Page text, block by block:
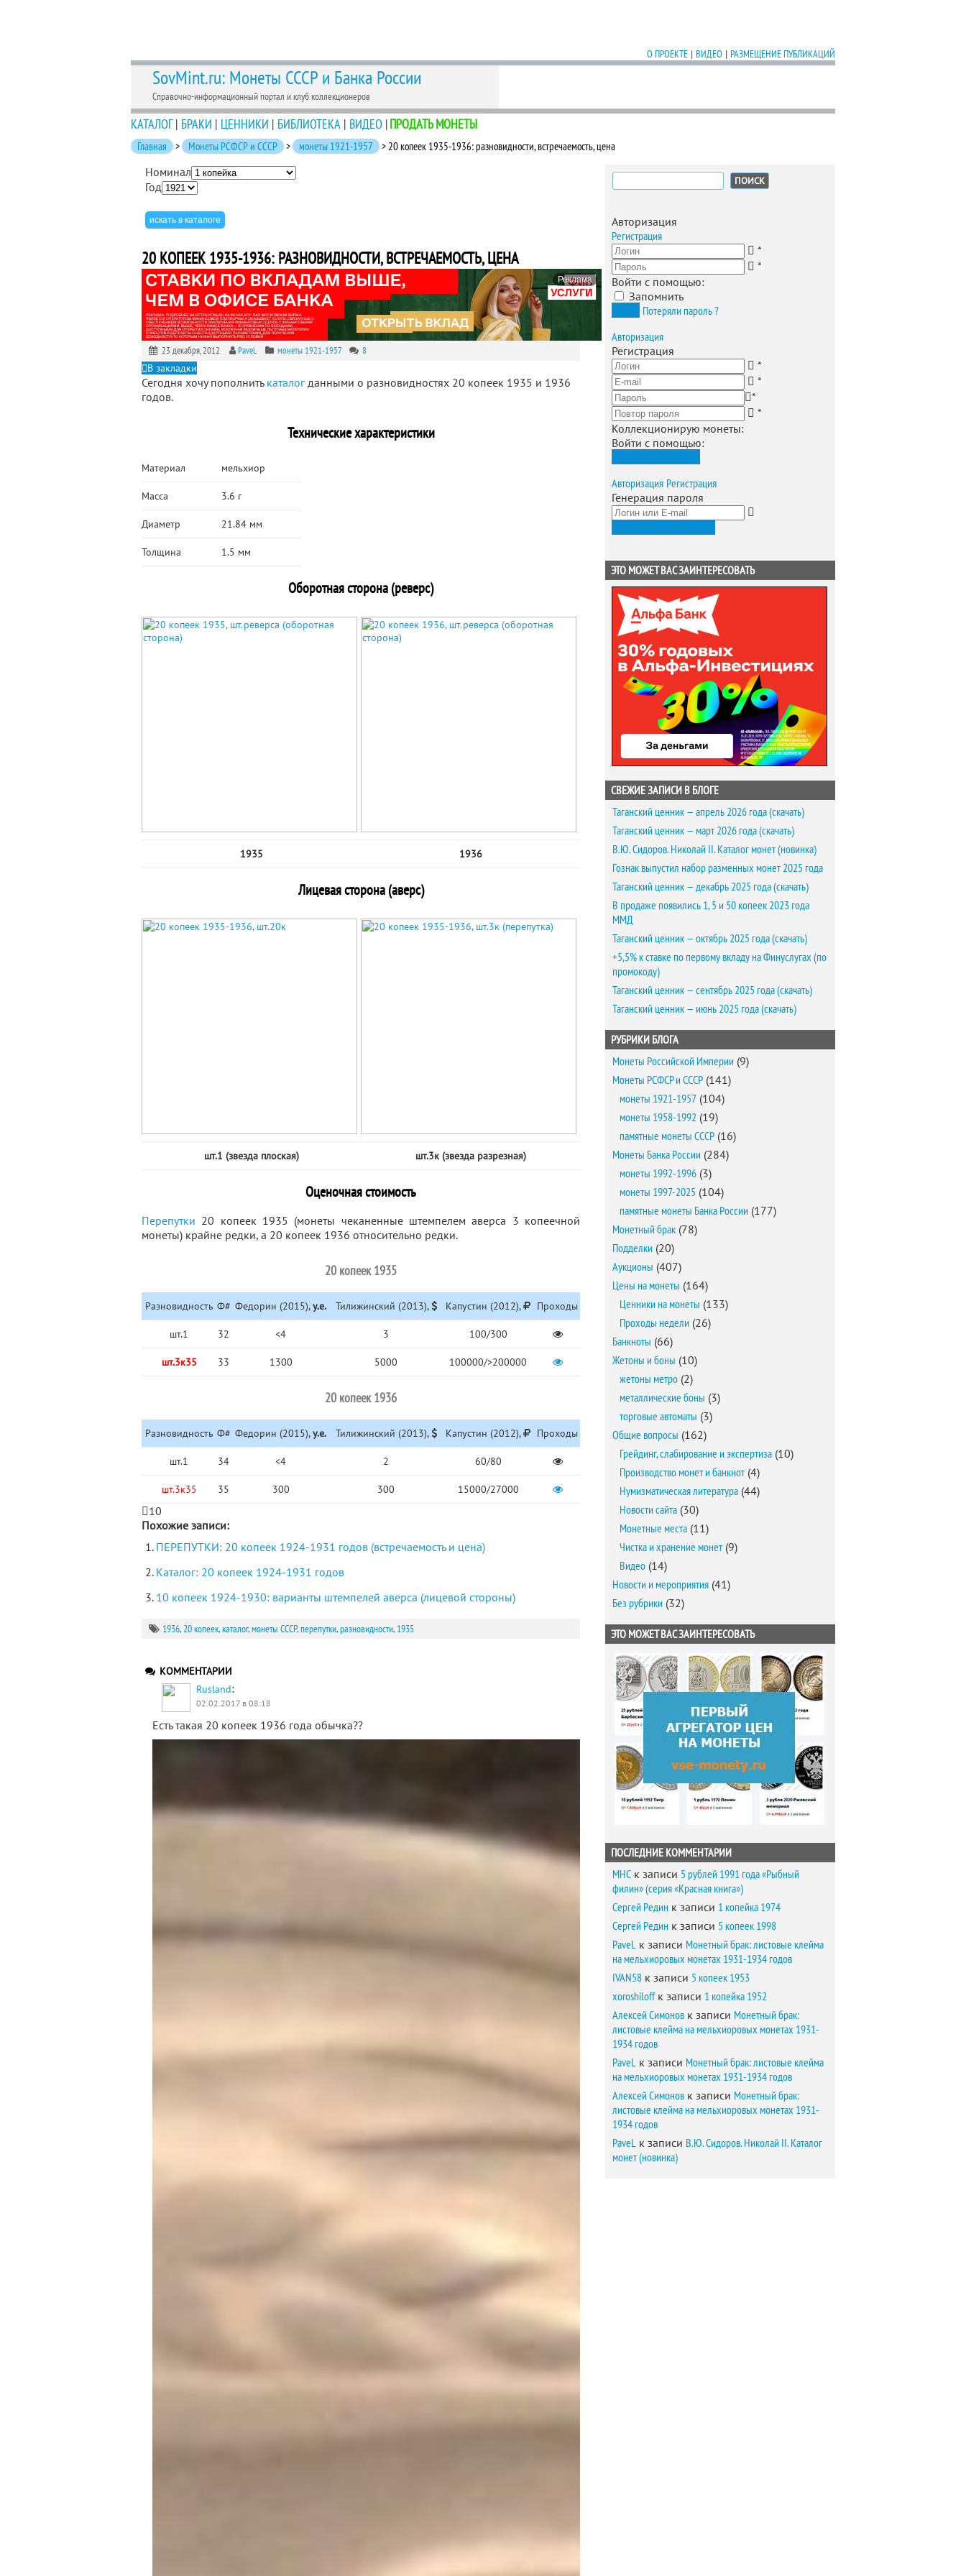
О ПРОЕКТЕ | ВИДЕО | РАЗМЕЩЕНИЕ ПУБЛИКАЦИЙ
SovMint.ru: Монеты СССР и Банка России
Справочно-информационный портал и клуб коллекционеров
КАТАЛОГ| БРАКИ | ЦЕННИКИ | БИБЛИОТЕКА | ВИДЕО |ПРОДАТЬ МОНЕТЫ
Главная > Монеты РСФСР и СССР > монеты 1921-1957 > 20 копеек 1935-1936: разновидности, встречаемость, цена
Номинал
Год
20 КОПЕЕК 1935-1936: РАЗНОВИДНОСТИ, ВСТРЕЧАЕМОСТЬ, ЦЕНА
Реклама
23 декабря, 2012 PaveL монеты 1921-1957 8
В закладки
Сегодня хочу пополнить каталог данными о разновидностях 20 копеек 1935 и 1936
годов.
Технические характеристики
Материал мельхиор
Масса 3.6 г
Диаметр 21.84 мм
Толщина 1.5 мм
Оборотная сторона (реверс)
1935 1936
Лицевая сторона (аверс)
шт.1 (звезда плоская) шт.3к (звезда разрезная)
Оценочная стоимость
Перепутки 20 копеек 1935 (монеты чеканенные штемпелем аверса 3 копеечной
монеты) крайне редки, а 20 копеек 1936 относительно редки.
20 копеек 1935
Разновидность Ф# Федорин (2015),у.е. Тилижинский (2013), Капустин (2012), Проходы
шт.1 32 <4 3 100/300
шт.3к35 33 1300 5000 100000/>200000
20 копеек 1936
Разновидность Ф# Федорин (2015),у.е. Тилижинский (2013), Капустин (2012), Проходы
шт.1 34 <4 2 60/80
шт.3к35 35 300 300 15000/27000
10
Похожие записи:
ПЕРЕПУТКИ: 20 копеек 1924-1931 годов (встречаемость и цена)
Каталог: 20 копеек 1924-1931 годов
10 копеек 1924-1930: варианты штемпелей аверса (лицевой стороны)
1936,20 копеек,каталог,монеты СССР,перепутки,разновидности, 1935
КОММЕНТАРИИ
Rusland:
02.02.2017 в 08:18
Есть такая 20 копеек 1936 года обычка??
Найти:
Авторизация
Регистрация
*
*
Войти с помощью:
Запомнить
Потеряли пароль ?
Авторизация
Регистрация
*
*
*
*
Коллекционирую монеты:
Войти с помощью:
Авторизация Регистрация
Генерация пароля
ЭТО МОЖЕТ ВАС ЗАИНТЕРЕСОВАТЬ
СВЕЖИЕ ЗАПИСИ В БЛОГЕ
Таганский ценник — апрель 2026 года (скачать)
Таганский ценник — март 2026 года (скачать)
В.Ю. Сидоров. Николай II. Каталог монет (новинка)
Гознак выпустил набор разменных монет 2025 года
Таганский ценник — декабрь 2025 года (скачать)
В продаже появились 1, 5 и 50 копеек 2023 года
ММД
Таганский ценник — октябрь 2025 года (скачать)
+5,5% к ставке по первому вкладу на Финуслугах (по
промокоду)
Таганский ценник — сентябрь 2025 года (скачать)
Таганский ценник — июнь 2025 года (скачать)
РУБРИКИ БЛОГА
Монеты Российской Империи (9)
Монеты РСФСР и СССР (141)
монеты 1921-1957 (104)
монеты 1958-1992 (19)
памятные монеты СССР (16)
Монеты Банка России (284)
монеты 1992-1996 (3)
монеты 1997-2025 (104)
памятные монеты Банка России (177)
Монетный брак (78)
Подделки (20)
Аукционы (407)
Цены на монеты (164)
Ценники на монеты (133)
Проходы недели (26)
Банкноты (66)
Жетоны и боны (10)
жетоны метро (2)
металлические боны (3)
торговые автоматы (3)
Общие вопросы (162)
Грейдинг, слабирование и экспертиза (10)
Производство монет и банкнот(4)
Нумизматическая литература (44)
Новости сайта (30)
Монетные места (11)
Чистка и хранение монет(9)
Видео (14)
Новости и мероприятия (41)
Без рубрики (32)
ЭТО МОЖЕТ ВАС ЗАИНТЕРЕСОВАТЬ
ПОСЛЕДНИЕ КОММЕНТАРИИ
MHC к записи 5 рублей 1991 года «Рыбный
филин» (серия «Красная книга»)
Сергей Редин к записи 1 копейка 1974
Сергей Редин к записи 5 копеек 1998
PaveL к записи Монетный брак: листовые клейма
на мельхиоровых монетах 1931-1934 годов
IVAN58 к записи 5 копеек 1953
xoroshiloffк записи 1 копейка 1952
Алексей Симонов к записи Монетный брак:
листовые клейма на мельхиоровых монетах 1931-
1934 годов
PaveL к записи Монетный брак: листовые клейма
на мельхиоровых монетах 1931-1934 годов
Алексей Симонов к записи Монетный брак:
листовые клейма на мельхиоровых монетах 1931-
1934 годов
PaveL к записи В.Ю. Сидоров. Николай II. Каталог
монет (новинка)